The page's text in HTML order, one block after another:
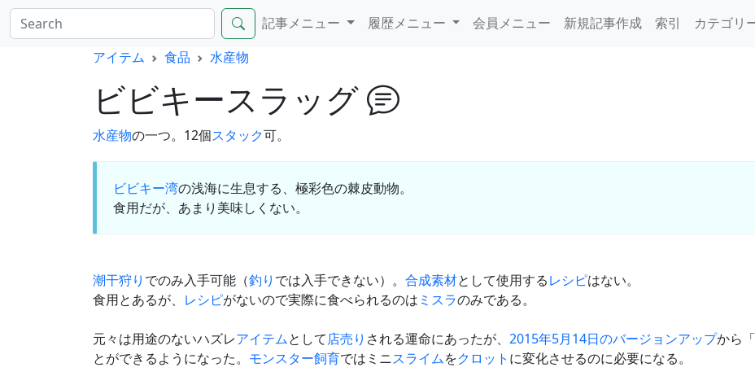
記事メニュー 履歴メニュー 会員メニュー 新規記事作成 索引 カテゴリ
アイテム
食品 水産物
ビビキースラッグ
水産物の一つ。12個スタック可。
ビビキー湾の浅海に生息する、極彩色の棘皮動物。
食用だが、あまり美味しくない。
潮干狩り でのみ入手可能（釣り では入手できない）。 合成素材として使用するレシピはない。
食用とあるが、 レシピがないので実際に食べられるのは ミスラのみである。
元々は用途のないハズレアイテムとして店売り される運命にあったが、 2015年5月14日のバージョンアップから「
とができるようになった。 モンスター飼育ではミニスライムをクロット に変化させるのに必要になる。